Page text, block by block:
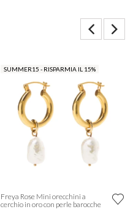
SUMMER15 - RISPARMIA IL 15%
Freya Rose Mini orecchini a
cerchio in oro con perle barocche